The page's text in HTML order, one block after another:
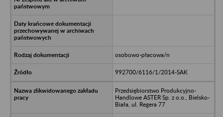
osobowo-płacowa/n
992700/6116/1/2014-SAK
Przedsiębiorstwo Produkcyjno-
Handlowe ASTER Sp. z o.o., Bielsko-
Biała, ul. Regera 77